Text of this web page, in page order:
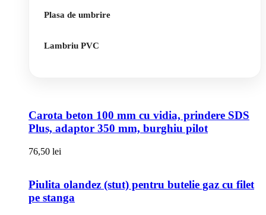
Plasa de umbrire
Lambriu PVC
Carota beton 100 mm cu vidia, prindere SDS
Plus, adaptor 350 mm, burghiu pilot
76,50 lei
Piulita olandez (stut) pentru butelie gaz cu filet
pe stanga